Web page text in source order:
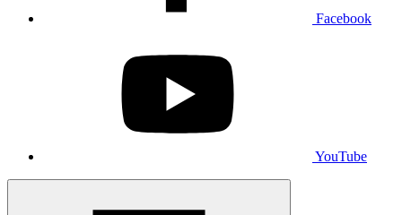
Facebook
YouTube